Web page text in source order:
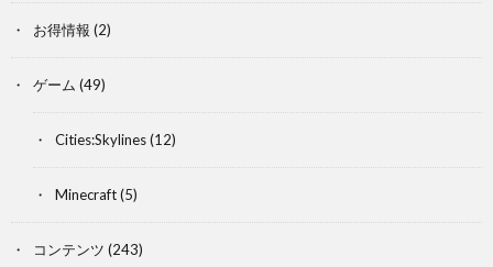
お得情報 (2)
ゲーム (49)
Cities:Skylines(12)
Minecraft(5)
コンテンツ (243)